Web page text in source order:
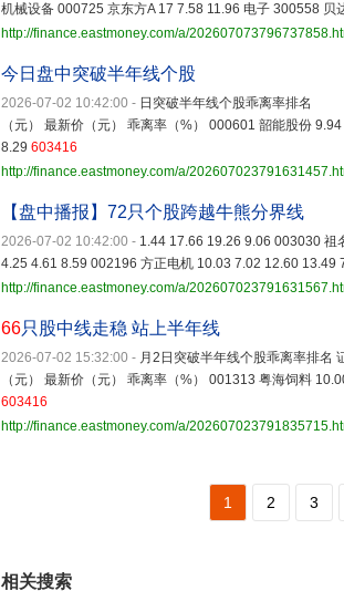
机械设备 000725 京东方A 17 7.58 11.96 电子 300558
http://finance.eastmoney.com/a/
今日盘中突破半年线个股
2026-07-02 10:42:00 - 日突破半年线个股乖离率排名
（元） 最新价（元） 乖离率（%） 000601 韶能股份
8.29 603416
http://finance.eastmoney.com/a/
【盘中播报】72只个股跨越牛熊分界线
2026-07-02 10:42:00 - 1.44 17.66 19.26 9.06 003030
4.25 4.61 8.59 002196 方正电机 10.03 7.02 12.60 13.49
http://finance.eastmoney.com/a/
66只股中线走稳 站上半年线
2026-07-02 15:32:00 - 月2日突破半年线个股乖离率排名
（元） 最新价（元） 乖离率（%） 001313 粤海饲料
603416
http://finance.eastmoney.com/a/
1 2 3
相关搜索